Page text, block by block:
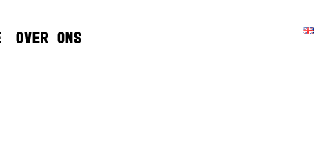
OVER ONS